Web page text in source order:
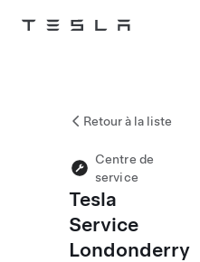
Tesla
Retour à la liste
Centre de
service
Tesla
Service
Londonderry